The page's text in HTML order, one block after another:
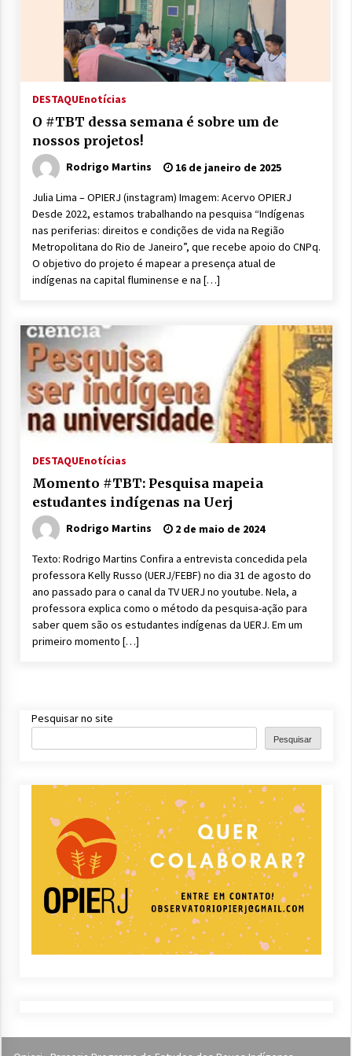
DESTAQUEnotícias
O #TBT dessa semana é sobre um de
nossos projetos!
Rodrigo Martins 16 de janeiro de 2025
Julia Lima – OPIERJ (instagram) Imagem: Acervo OPIERJ
Desde 2022, estamos trabalhando na pesquisa “Indígenas
nas periferias: direitos e condições de vida na Região
Metropolitana do Rio de Janeiro”, que recebe apoio do CNPq.
O objetivo do projeto é mapear a presença atual de
indígenas na capital fluminense e na […]
DESTAQUEnotícias
Momento #TBT: Pesquisa mapeia
estudantes indígenas na Uerj
Rodrigo Martins 2 de maio de 2024
Texto: Rodrigo Martins Confira a entrevista concedida pela
professora Kelly Russo (UERJ/FEBF) no dia 31 de agosto do
ano passado para o canal da TV UERJ no youtube. Nela, a
professora explica como o método da pesquisa-ação para
saber quem são os estudantes indígenas da UERJ. Em um
primeiro momento […]
Pesquisar no site
Pesquisar